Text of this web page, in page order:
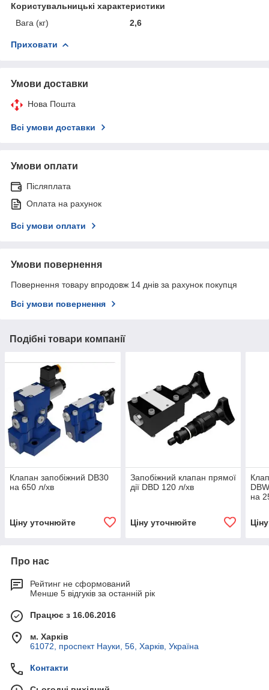
Користувальницькі характеристики
Вага (кг)
2,6
Приховати
Умови доставки
Нова Пошта
Всі умови доставки
Умови оплати
Післяплата
Оплата на рахунок
Всі умови оплати
Умови повернення
Повернення товару впродовж 14 днів за рахунок покупця
Всі умови повернення
Подібні товари компанії
Клапан запобіжний DB30
на 650 л/хв
Ціну уточнюйте
Запобіжний клапан прямої
дії DBD 120 л/хв
Ціну уточнюйте
на
Про нас
Рейтинг не сформований
Менше 5 відгуків за останній рік
Працює з 16.06.2016
м. Харків
61072, проспект Науки, 56, Харків, Україна
Контакти